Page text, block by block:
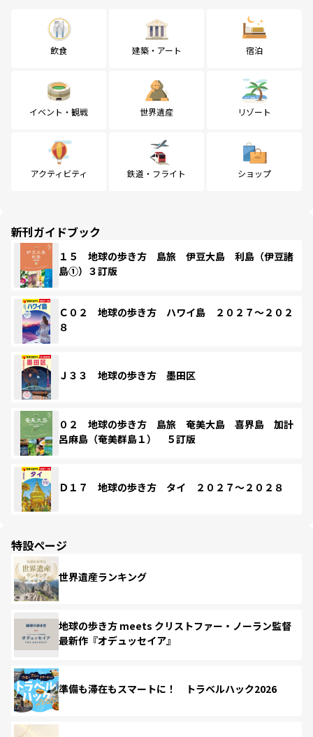
飲食 建築・アート 宿泊
イベント・観戦 世界遺産 リゾート
アクティビティ 鉄道・フライト ショップ
新刊ガイドブック
１５ 地球の歩き方 島旅 伊豆大島 利島（伊豆諸
島①）３訂版
Ｃ０２ 地球の歩き方 ハワイ島 ２０２７～２０２
８
Ｊ３３ 地球の歩き方 墨田区
０２ 地球の歩き方 島旅 奄美大島 喜界島 加計
呂麻島（奄美群島１） ５訂版
Ｄ１７ 地球の歩き方 タイ ２０２７～２０２８
特設ページ
世界遺産ランキング
地球の歩き方 meets クリストファー・ノーラン監督
最新作『オデュッセイア』
準備も滞在もスマートに！ トラベルハック2026